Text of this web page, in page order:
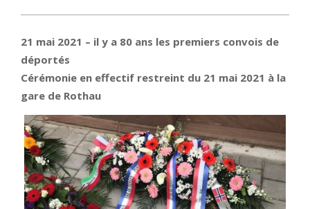
21 mai 2021 – il y a 80 ans les premiers convois de
déportés
Cérémonie en effectif restreint du 21 mai 2021 à la
gare de Rothau